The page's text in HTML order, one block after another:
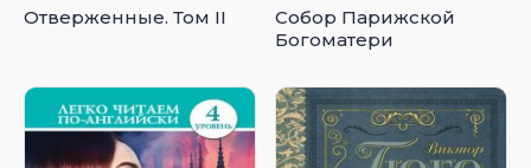
Отверженные. Том II
Собор Парижской
Богоматери